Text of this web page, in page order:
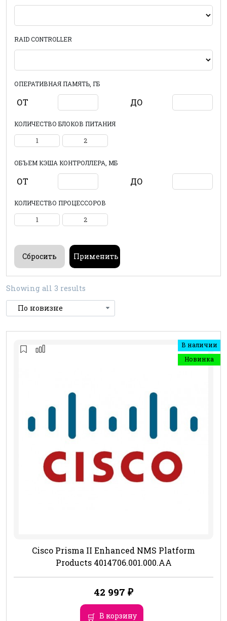
RAID CONTROLLER
ОПЕРАТИВНАЯ ПАМЯТЬ, ГБ
ОТ ДО
КОЛИЧЕСТВО БЛОКОВ ПИТАНИЯ
1 2
ОБЪЕМ КЭША КОНТРОЛЛЕРА, МБ
ОТ ДО
КОЛИЧЕСТВО ПРОЦЕССОРОВ
1 2
Showing all 3 results
В наличии
Новинка
Cisco Prisma II Enhanced NMS Platform
Products 4014706.001.000.AA
42 997 ₽
В корзину